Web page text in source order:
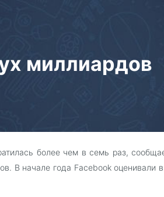
миллиардов
более чем в семь раз,
В начале года Facebook оценивали